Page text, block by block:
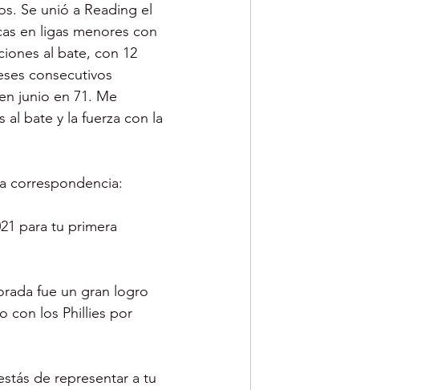
Se unió a Reading el
en ligas menores con
al bate, con 12
consecutivos
junio en 71. Me
al bate y la fuerza con la
correspondencia:
para tu primera
fue un gran logro
con los Phillies por
de representar a tu